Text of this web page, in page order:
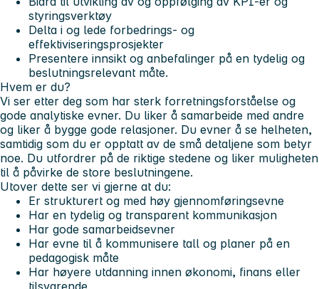
styringsverktøy
Delta i og lede forbedrings- og
effektiviseringsprosjekter
Presentere innsikt og anbefalinger på en tydelig og
beslutningsrelevant måte.
Hvem er du?
Vi ser etter deg som har sterk forretningsforståelse og
gode analytiske evner. Du liker å samarbeide med andre
og liker å bygge gode relasjoner. Du evner å se helheten,
samtidig som du er opptatt av de små detaljene som betyr
noe. Du utfordrer på de riktige stedene og liker muligheten
til å påvirke de store beslutningene.
Utover dette ser vi gjerne at du:
Er strukturert og med høy gjennomføringsevne
Har en tydelig og transparent kommunikasjon
Har gode samarbeidsevner
Har evne til å kommunisere tall og planer på en
pedagogisk måte
Har høyere utdanning innen økonomi, finans eller